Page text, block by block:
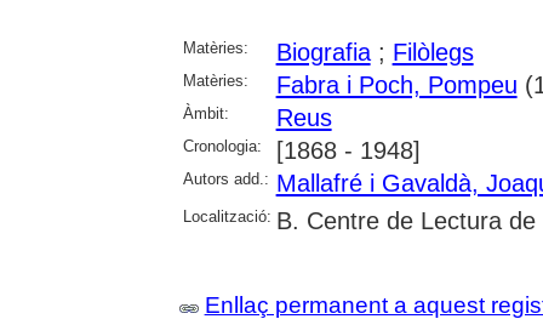
Matèries: Biografia; Filòlegs
Matèries: Fabra i Poch, Pompeu
Àmbit: Reus
Cronologia: [1868 - 1948]
Autors add.: Mallafré i Gavaldà,
Localització: B. Centre de Lectura de
Enllaç permanent a aquest